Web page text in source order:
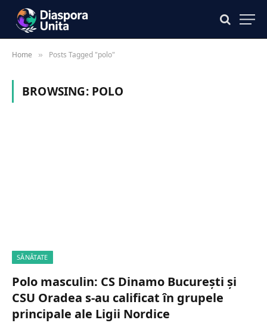
Home » Posts Tagged "polo"
BROWSING: POLO
SĂNĂTATE
Polo masculin: CS Dinamo București și
CSU Oradea s-au calificat în grupele
principale ale Ligii Nordice